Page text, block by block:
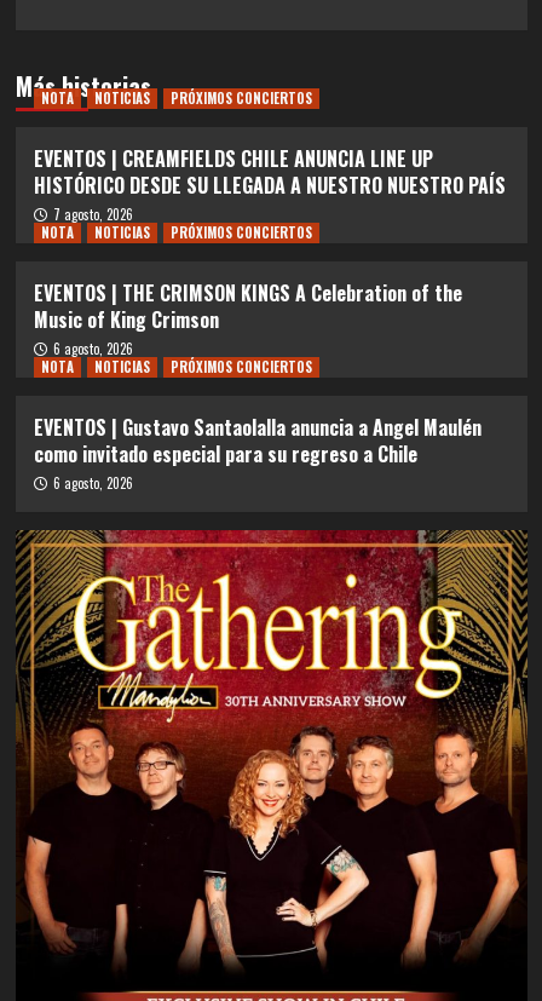
Más historias
NOTA NOTICIAS PRÓXIMOS CONCIERTOS
EVENTOS | CREAMFIELDS CHILE ANUNCIA LINE UP
HISTÓRICO DESDE SU LLEGADA A NUESTRO NUESTRO PAÍS
7 agosto, 2026
NOTA
NOTICIAS PRÓXIMOS CONCIERTOS
EVENTOS | THE CRIMSON KINGS A Celebration of the
Music of King Crimson
6 agosto, 2026
NOTA
NOTICIAS PRÓXIMOS CONCIERTOS
EVENTOS | Gustavo Santaolalla anuncia a Angel Maulén
como invitado especial para su regreso a Chile
6 agosto, 2026